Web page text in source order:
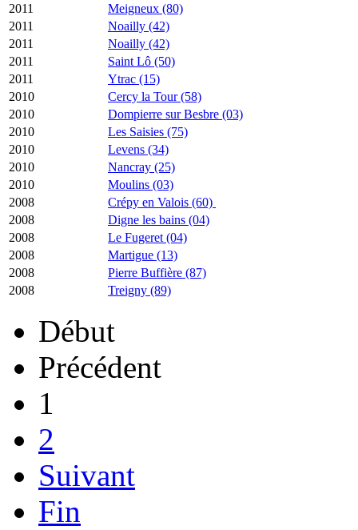
2011
Meigneux (80)
2011
Noailly (42)
2011
Noailly (42)
2011
Saint Lô (50)
2011
Ytrac (15)
2010
Cercy la Tour (58)
2010
Dompierre sur Besbre (03)
2010
Les Saisies (75)
2010
Levens (34)
2010
Nancray (25)
2010
Moulins (03)
2008
Crépy en Valois (60)
2008
Digne les bains (04)
2008
Le Fugeret (04)
2008
Martigue (13)
2008
Pierre Buffière (87)
2008
Treigny (89)
Début
Précédent
1
2
Suivant
Fin